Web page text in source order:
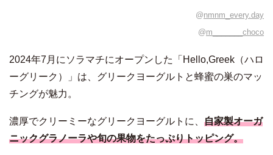
@nmnm_every.day
@m_______choco
2024年7月にソラマチにオープンした「Hello,Greek（ハロ
ーグリーク）」は、グリークヨーグルトと蜂蜜の巣のマッ
チングが魅力。
濃厚でクリーミーなグリークヨーグルトに、 自家製オーガ
ニックグラノーラや旬の果物をたっぷりトッピング。